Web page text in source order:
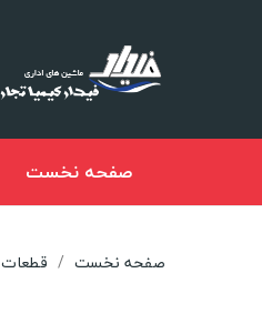
صفحه نخست
صفحه نخست قطعات